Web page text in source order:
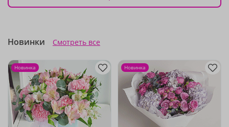
Новинки Смотреть все
Новинка Новинка